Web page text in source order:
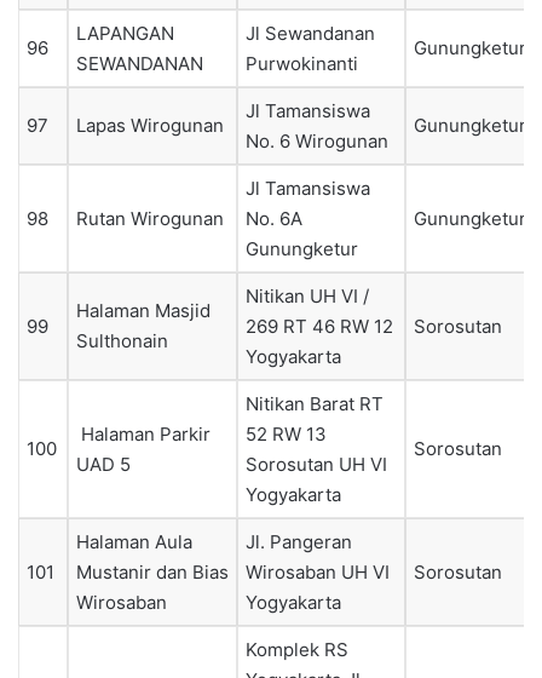
96
LAPANGAN
SEWANDANAN
Jl Sewandanan
Purwokinanti
Gunungketur
97 Lapas Wirogunan
Jl Tamansiswa
No. 6 Wirogunan
Gunungketur
98 Rutan Wirogunan
Jl Tamansiswa
No. 6A
Gunungketur
Gunungketur
99
Halaman Masjid
Sulthonain
Nitikan UH VI /
269 RT 46 RW 12
Yogyakarta
Sorosutan
100
Halaman Parkir
UAD 5
Nitikan Barat RT
52 RW 13
Sorosutan UH VI
Yogyakarta
Sorosutan
101
Halaman Aula
Mustanir dan Bias
Wirosaban
Jl. Pangeran
Wirosaban UH VI
Yogyakarta
Sorosutan
Komplek RS